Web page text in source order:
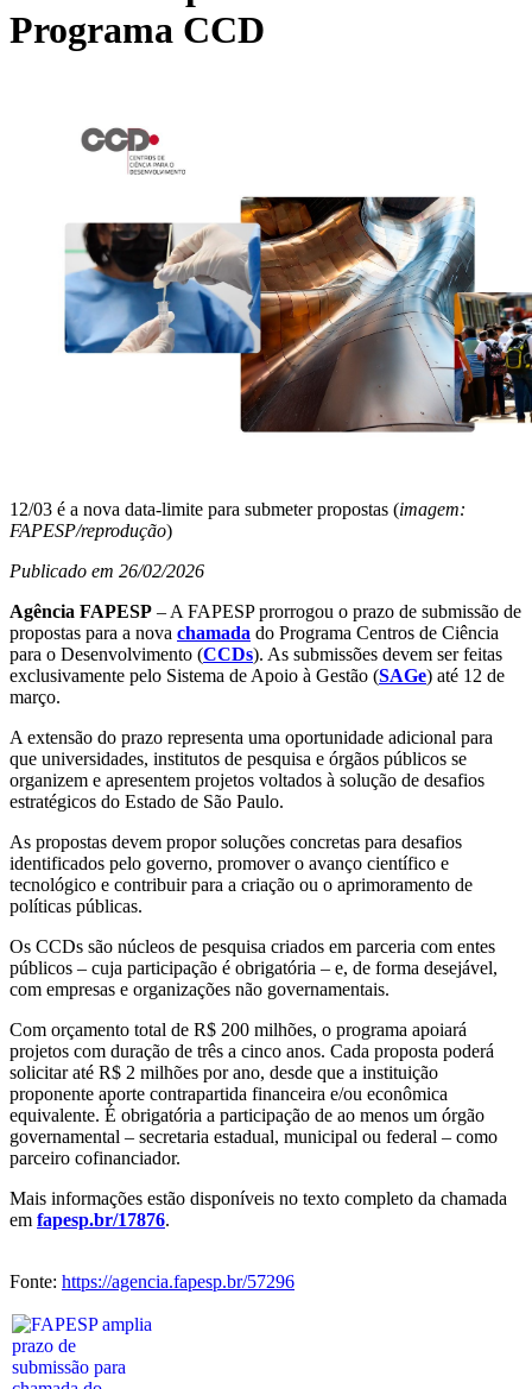
Programa CCD
12/03 é a nova data-limite para submeter propostas (imagem:
FAPESP/reprodução)
Publicado em 26/02/2026
Agência FAPESP – A FAPESP prorrogou o prazo de submissão de
propostas para a nova chamada do Programa Centros de Ciência
para o Desenvolvimento (CCDs). As submissões devem ser feitas
exclusivamente pelo Sistema de Apoio à Gestão (SAGe) até 12 de
março.
A extensão do prazo representa uma oportunidade adicional para
que universidades, institutos de pesquisa e órgãos públicos se
organizem e apresentem projetos voltados à solução de desafios
estratégicos do Estado de São Paulo.
As propostas devem propor soluções concretas para desafios
identificados pelo governo, promover o avanço científico e
tecnológico e contribuir para a criação ou o aprimoramento de
políticas públicas.
Os CCDs são núcleos de pesquisa criados em parceria com entes
públicos – cuja participação é obrigatória – e, de forma desejável,
com empresas e organizações não governamentais.
Com orçamento total de R$ 200 milhões, o programa apoiará
projetos com duração de três a cinco anos. Cada proposta poderá
solicitar até R$ 2 milhões por ano, desde que a instituição
proponente aporte contrapartida financeira e/ou econômica
equivalente. É obrigatória a participação de ao menos um órgão
governamental – secretaria estadual, municipal ou federal – como
parceiro cofinanciador.
Mais informações estão disponíveis no texto completo da chamada
em fapesp.br/17876.
Fonte: https://agencia.fapesp.br/57296